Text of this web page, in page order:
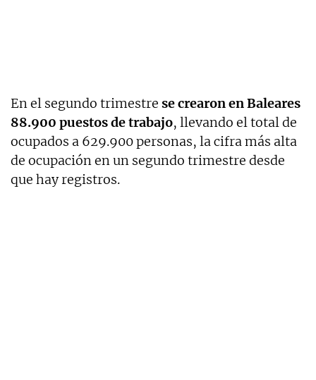
En el segundo trimestre se crearon en Baleares
88.900 puestos de trabajo, llevando el total de
ocupados a 629.900 personas, la cifra más alta
de ocupación en un segundo trimestre desde
que hay registros.